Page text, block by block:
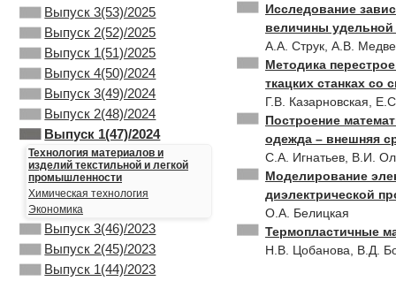
Выпуск 3(53)/2025
Выпуск 2(52)/2025
Выпуск 1(51)/2025
Выпуск 4(50)/2024
Выпуск 3(49)/2024
Выпуск 2(48)/2024
Выпуск 1(47)/2024
Технология материалов и
изделий текстильной и легкой
промышленности
Химическая технология
Экономика
Выпуск 3(46)/2023
Выпуск 2(45)/2023
Выпуск 1(44)/2023
Исследование
величины удельной
А.А. Струк, А.В.
Методика
ткацких станках
Г.В. Казарновская,
Построение
одежда – внешняя
С.А. Игнатьев, В.И.
Моделирование
диэлектрической
О.А. Белицкая
Термопластичные
Н.В. Цобанова, В.Д.